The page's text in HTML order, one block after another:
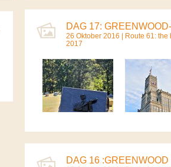
DAG 17:
26 Oktober 2016 | Route 61: the
2017
DAG 16 :GREENWOOD